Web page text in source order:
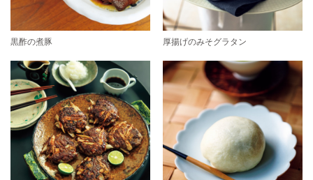
黒酢の煮豚 厚揚げのみそグラタン